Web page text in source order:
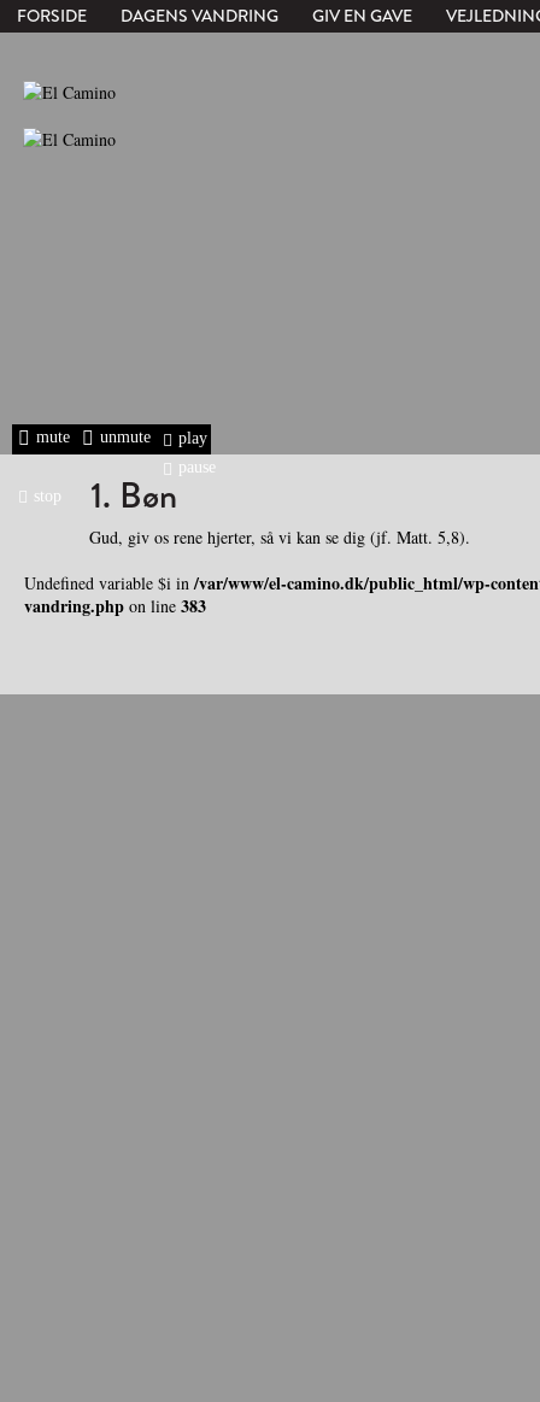
FORSIDE DAGENS VANDRING GIV EN GAVE
mute unmute
play
pause
stop
1. Bøn
Gud, giv os rene hjerter, så vi kan se dig (jf. Matt. 5,8).
Undefined variable $i in/var/www/el-camino.dk/public_html/wp-
vandring.phpon line 383